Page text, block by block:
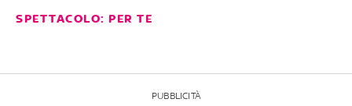
SPETTACOLO: PER TE
PUBBLICITÀ